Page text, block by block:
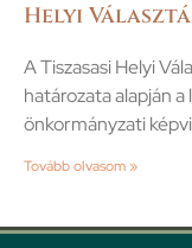
Helyi
A Tiszasasi Helyi
határozata alapján
önkormányzati
Tovább olvasom »